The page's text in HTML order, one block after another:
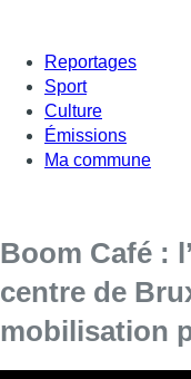
Reportages
Sport
Culture
Émissions
Ma commune
Boom Café :
centre de
mobilisation